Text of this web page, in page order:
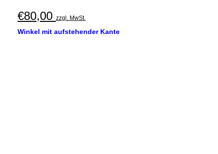
€80,00 zzgl. MwSt.
Winkel mit aufstehender Kante